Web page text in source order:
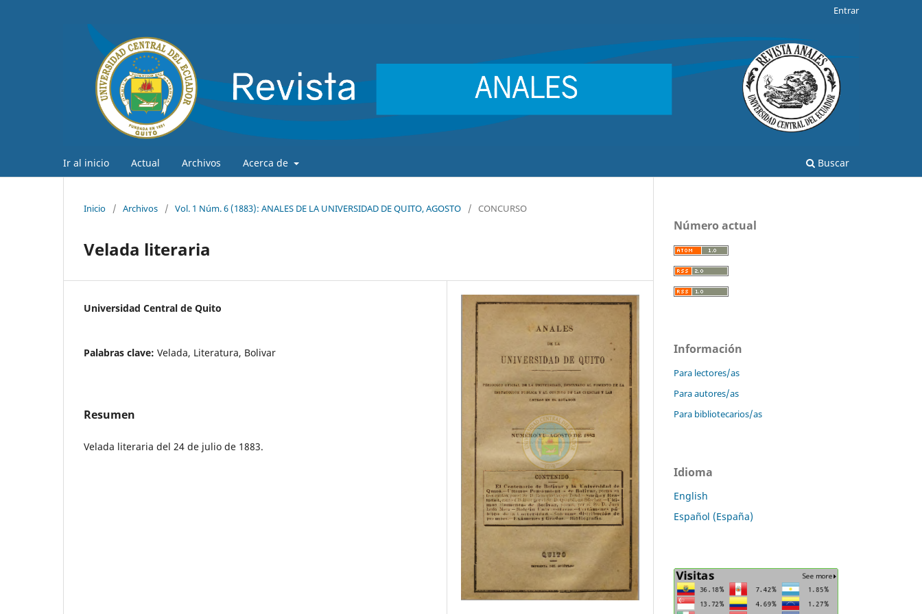
Ir al inicio Actual Archivos Acerca de Buscar
Entrar
Inicio / Archivos / Vol. 1 Núm. 6 (1883): ANALES DE LA UNIVERSIDAD DE QUITO, AGOSTO / CONCURSO
Velada literaria
Universidad Central de Quito
Palabras clave: Velada, Literatura, Bolivar
Resumen
Velada literaria del 24 de julio de 1883.
Número actual
Información
Para lectores/as
Para autores/as
Para bibliotecarios/as
Idioma
English
Español (España)